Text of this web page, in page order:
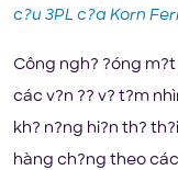
c?u 3PL c?a Korn
Công ngh? ?óng
các v?n ?? v? t?m
kh? n?ng hi?n th?
hàng ch?ng theo